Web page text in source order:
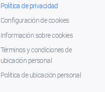
Política de privacidad
Configuración de cookies
Información sobre cookies
Términos y condiciones de
ubicación personal
Política de ubicación personal